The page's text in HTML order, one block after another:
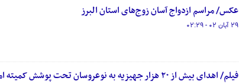
عکس/ مراسم ازدواج آسان زوج‌های استان البرز
۲۹ آبان ۰۲ - ۰۲:۲۹
فیلم/ اهدای بیش از ۲۰ هزار جهیزیه به نوعروسان تحت پوشش کمیته امداد